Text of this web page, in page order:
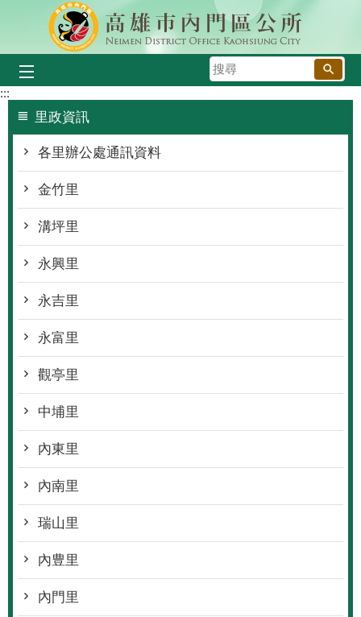
跳到主要內容區塊
搜
尋
:::
里政資訊
各里辦公處通訊資料
金竹里
溝坪里
永興里
永吉里
永富里
觀亭里
中埔里
內東里
內南里
瑞山里
內豊里
內門里